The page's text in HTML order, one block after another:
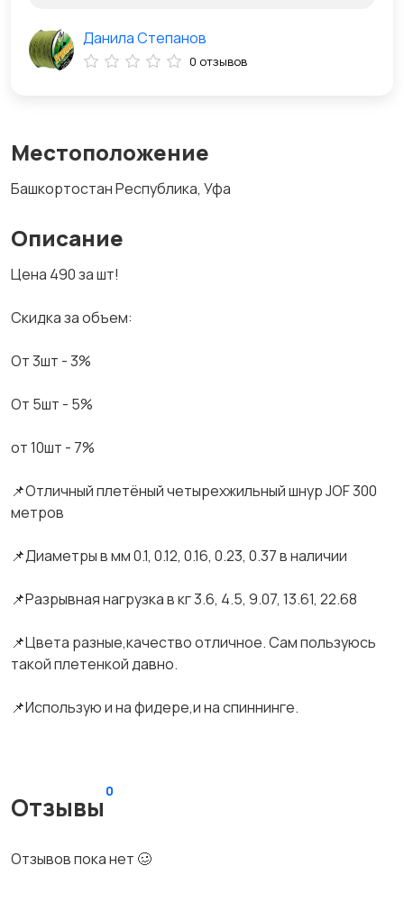
Местоположение
Башкортостан Республика, Уфа
Описание
Цена 490 за шт!
Скидка за объем:
От 3шт - 3%
От 5шт - 5%
от 10шт - 7%
📌Отличный плетёный четырехжильный шнур JOF 300
метров
📌Диаметры в мм 0.1, 0.12, 0.16, 0.23, 0.37 в наличии
📌Разрывная нагрузка в кг 3.6, 4.5, 9.07, 13.61, 22.68
📌Цвета разные,качество отличное. Сам пользуюсь
такой плетенкой давно.
📌Использую и на фидере,и на спиннинге.
Отзывы
0
Отзывов пока нет 🥴
Данила Степанов
0 отзывов